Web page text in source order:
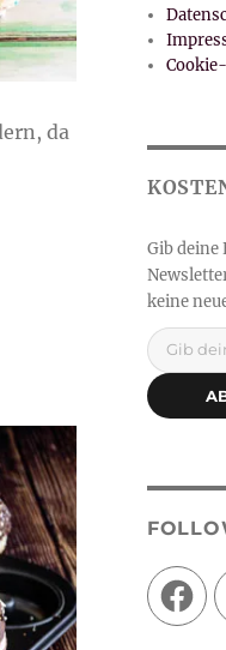
da
Donuts“
Gib deine E-Mail-Adresse ein ...
Facebook